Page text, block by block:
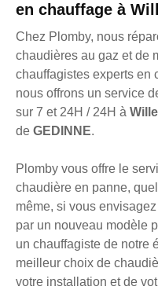
en chauffage à
Chez Plomby, nous
chaudières au gaz et de
chauffagistes experts en
nous offrons un service
sur 7 et 24H / 24H à
de GEDINNE.
Plomby vous offre le
chaudière en panne,
même, si vous
par un nouveau modèle
un chauffagiste de notre
meilleur choix de
votre installation et de